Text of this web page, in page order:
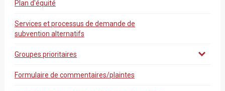
Plan d'équité
Services et processus de demande de
subvention alternatifs
Groupes prioritaires
Formulaire de commentaires/plaintes